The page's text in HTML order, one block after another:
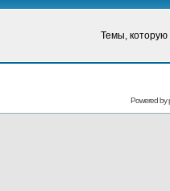
Темы, которую
Powered by